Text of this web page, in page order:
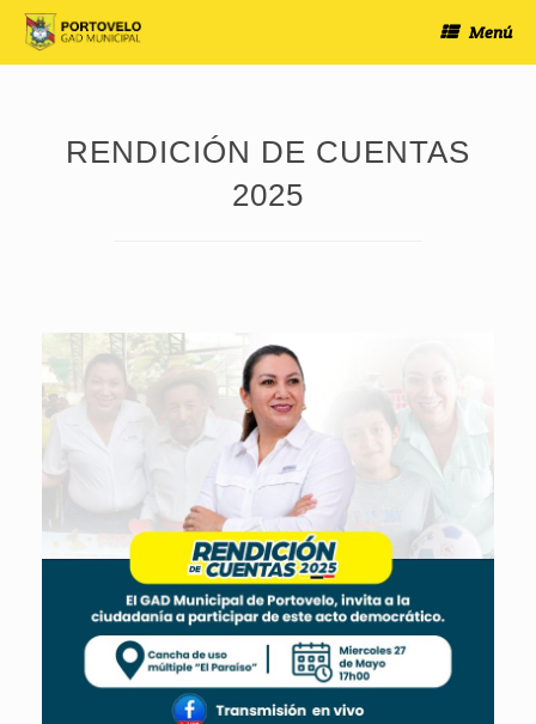
Saltar
contenido
Menú
RENDICIÓN DE CUENTAS
2025